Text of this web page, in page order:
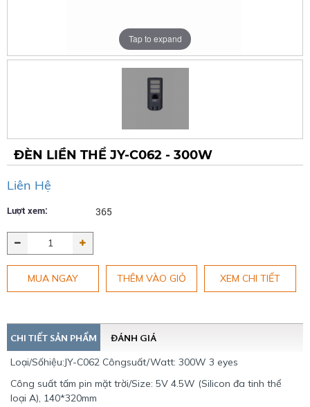
Tap to expand
ĐÈN LIỀN THỂ JY-C062 - 300W
Liên Hệ
Lượt xem: 365
MUA NGAY THÊM VÀO GIỎ XEM CHI TIẾT
CHI TIẾT SẢN PHẨM ĐÁNH GIÁ
Loại/Sốhiệu:JY-C062 Côngsuất/Watt: 300W 3 eyes
Công suất tấm pin mặt trời/Size: 5V 4.5W (Silicon đa tinh thể
loại A), 140*320mm